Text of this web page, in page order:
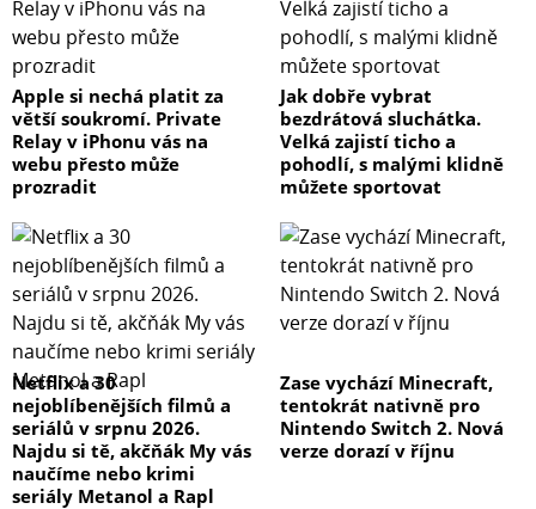
Apple si nechá platit za
větší soukromí. Private
Relay v iPhonu vás na
webu přesto může
prozradit
Jak dobře vybrat
bezdrátová sluchátka.
Velká zajistí ticho a
pohodlí, s malými klidně
můžete sportovat
Netflix a 30
nejoblíbenějších filmů a
seriálů v srpnu 2026.
Najdu si tě, akčňák My vás
naučíme nebo krimi
seriály Metanol a Rapl
Zase vychází Minecraft,
tentokrát nativně pro
Nintendo Switch 2. Nová
verze dorazí v říjnu